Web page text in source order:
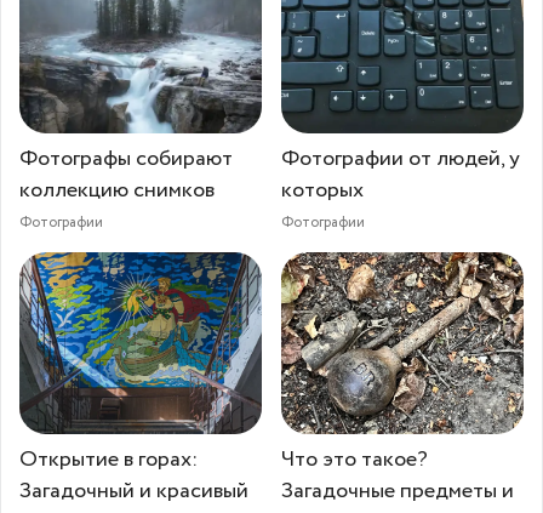
Фотографы собирают
коллекцию снимков
Фотографии
Фотографии от людей, у
которых
Фотографии
Открытие в горах:
Загадочный и красивый
Что это такое?
Загадочные предметы и